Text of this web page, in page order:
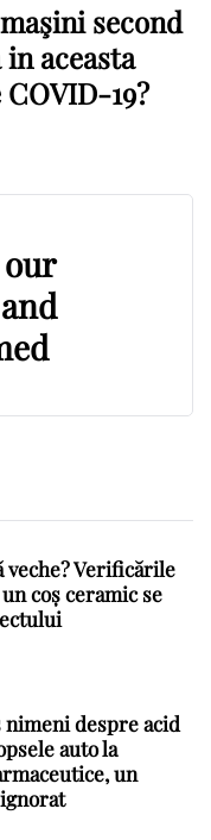
second
aceasta
19?
veche? Verificările
coș ceramic se
nimeni despre acid
auto la
un